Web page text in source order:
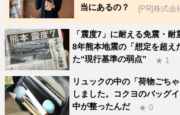
当にあるの？
[PR]株式会
「震度7」に耐える免震・
8年熊本地震の「想定を超え
た“現行基準の弱点”
★ 1
リュックの中の「荷物ごち
しました。コクヨのバッグ
中が整ったんだ
★ 0